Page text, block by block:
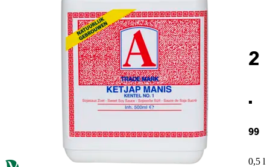
2
.
99
0,5 l